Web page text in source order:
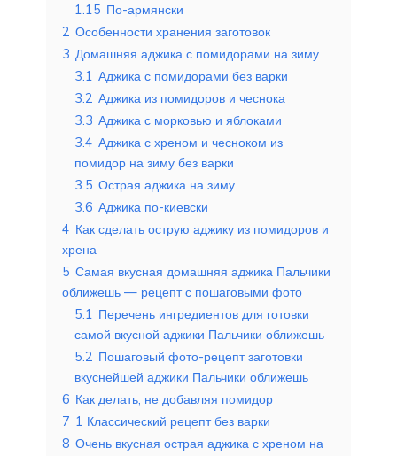
1.15 По-армянски
2 Особенности хранения заготовок
3 Домашняя аджика с помидорами на зиму
3.1 Аджика с помидорами без варки
3.2 Аджика из помидоров и чеснока
3.3 Аджика с морковью и яблоками
3.4 Аджика с хреном и чесноком из
помидор на зиму без варки
3.5 Острая аджика на зиму
3.6 Аджика по-киевски
4 Как сделать острую аджику из помидоров и
хрена
5 Самая вкусная домашняя аджика Пальчики
оближешь — рецепт с пошаговыми фото
5.1 Перечень ингредиентов для готовки
самой вкусной аджики Пальчики оближешь
5.2 Пошаговый фото-рецепт заготовки
вкуснейшей аджики Пальчики оближешь
6 Как делать, не добавляя помидор
7 1 Классический рецепт без варки
8 Очень вкусная острая аджика с хреном на